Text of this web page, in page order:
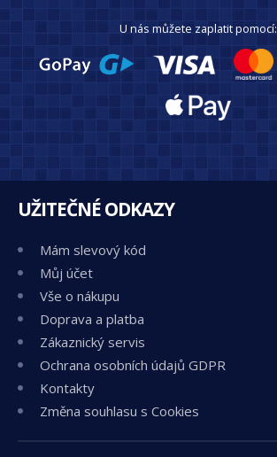
U nás můžete zaplatit pomocí:
UŽITEČNÉ ODKAZY
Mám slevový kód
Můj účet
Vše o nákupu
Doprava a platba
Zákaznický servis
Ochrana osobních údajů GDPR
Kontakty
Změna souhlasu s Cookies